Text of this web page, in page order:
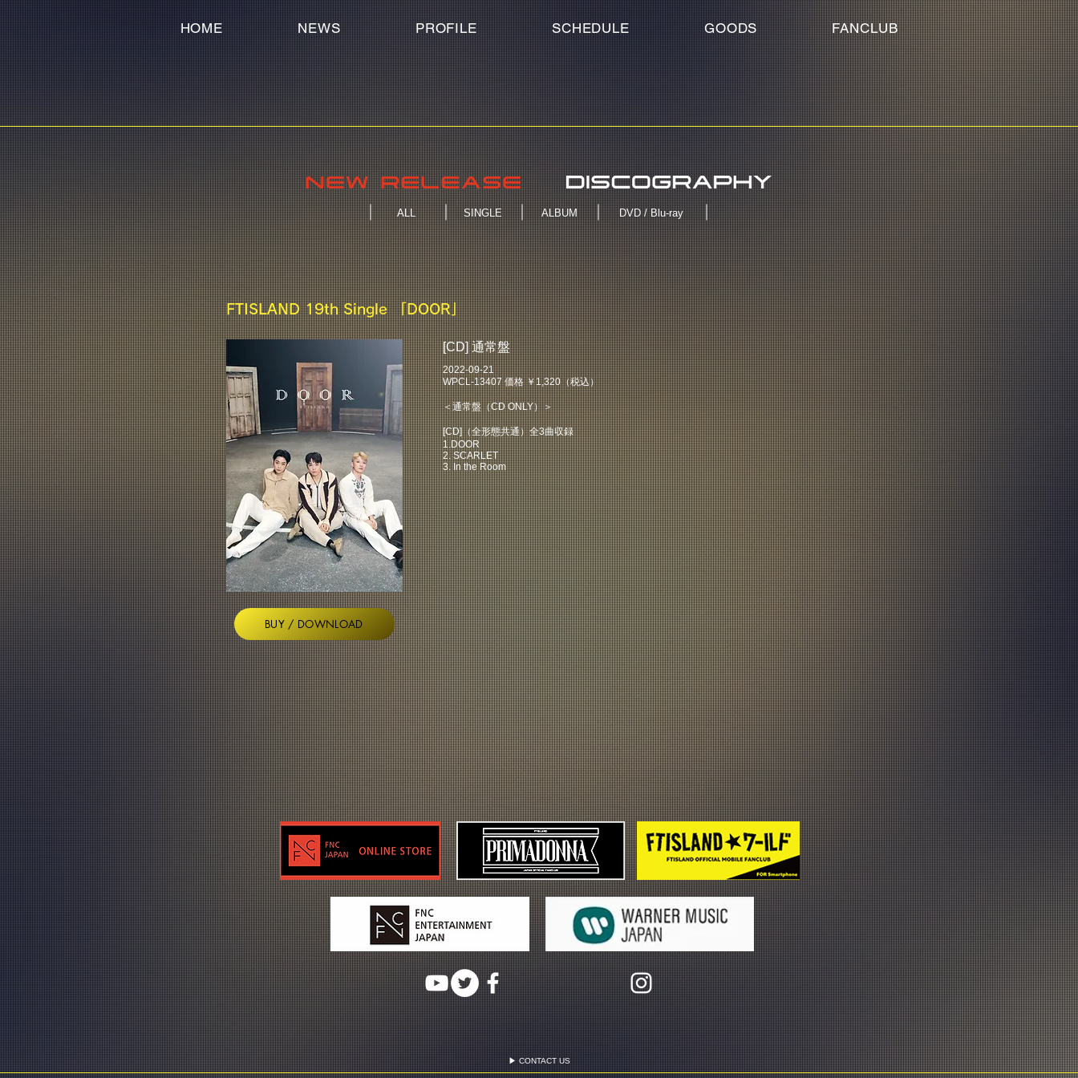
HOME NEWS PROFILE SCHEDULE GOODS FANCLUB
FTISLAND 19th Single 「DOOR」
BUY / DOWNLOAD
[CD] 通常盤
2022-09-21
WPCL-13407 価格 ￥1,320（税込）
＜通常盤（CD ONLY）＞
[CD]（全形態共通）全3曲収録
1.DOOR
2. SCARLET
3. In the Room
ALL SINGLE ALBUM DVD / Blu-ray
▶ CONTACT US